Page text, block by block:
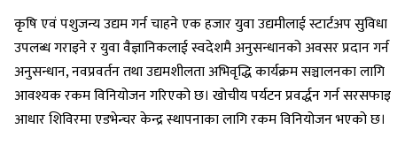
कृषि एवं पशुजन्य उद्यम गर्न चाहने एक हजार युवा उद्यमीलाई स्टार्टअप सुविधा
उपलब्ध गराइने र युवा वैज्ञानिकलाई स्वदेशमै अनुसन्धानको अवसर प्रदान गर्न
अनुसन्धान, नवप्रवर्तन तथा उद्यमशीलता अभिवृद्धि कार्यक्रम सञ्चालनका लागि
आवश्यक रकम विनियोजन गरिएको छ। खोचीय पर्यटन प्रवर्द्धन गर्न सरसफाइ
आधार शिविरमा एडभेन्चर केन्द्र स्थापनाका लागि रकम विनियोजन भएको छ।